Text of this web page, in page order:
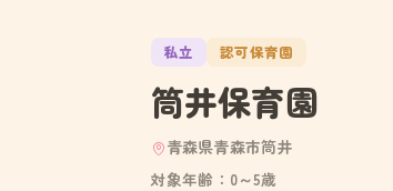
私立 認可保育園
筒井保育園
青森県青森市筒井
対象年齢：0～5歳